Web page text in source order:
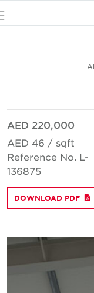
AED 220,000
AED 46 / sqft
Reference No. L-
136875
DOWNLOAD PDF